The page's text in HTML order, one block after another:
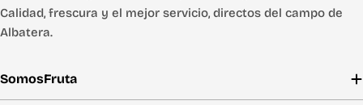
Calidad, frescura y el mejor servicio, directos del campo de
Albatera.
SomosFruta